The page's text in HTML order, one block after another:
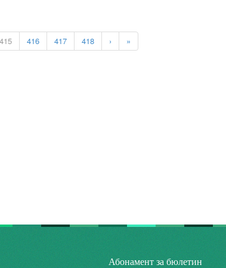
415 416 417 418 › »
Абонамент за бюлетин